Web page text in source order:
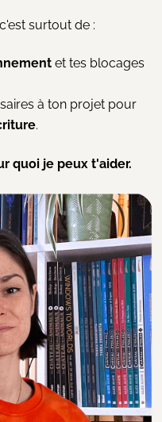
surtout de :
et tes blocages
à ton projet pour
.
quoi je peux t'aider.